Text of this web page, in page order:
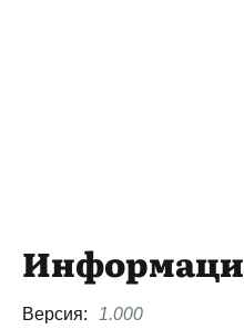
Версия:
1.000